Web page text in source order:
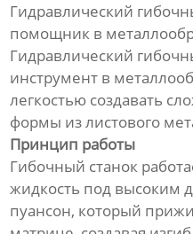
Гидравлический
помощник в
Гидравлический
инструмент в
легкостью создавать
формы из листового
Принцип работы
Гибочный станок
жидкость под высоким
пуансон, который